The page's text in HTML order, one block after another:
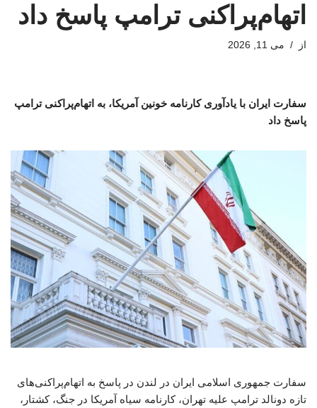
اتهام‌پراکنی ترامپ پاسخ داد
از می 11, 2026
سفارت ایران با یادآوری کارنامه خونین آمریکا، به اتهام‌پراکنی ترامپ
پاسخ داد
سفارت جمهوری اسلامی ایران در لندن در پاسخ به اتهام‌پراکنی‌های
تازه دونالد ترامپ علیه تهران، کارنامه سیاه آمریکا در جنگ، کشتار،